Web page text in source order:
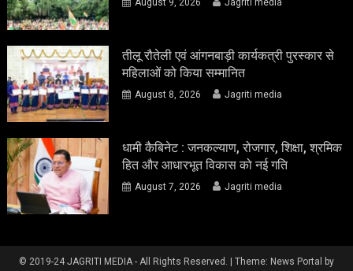
August 9, 2026 Jagriti media
तीलू रौतेली एवं आंगनबाड़ी कार्यकत्री पुरस्कार से
महिलाओं को किया सम्मानित
August 8, 2026 Jagriti media
धामी कैबिनेट : जनकल्याण, रोजगार, शिक्षा, श्रमिक
हित और आधारभूत विकास को नई गति
August 7, 2026 Jagriti media
© 2019-24 JAGRITI MEDIA - All Rights Reserved. | Theme: News Portal by